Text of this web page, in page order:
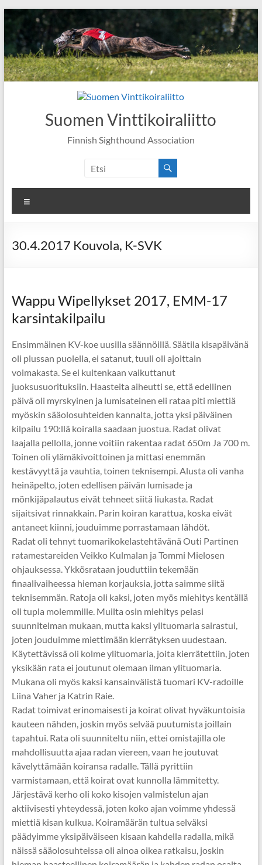
to
content
Suomen Vinttikoiraliitto
Finnish Sighthound Association
30.4.2017 Kouvola, K-SVK
Wappu Wipellykset 2017, EMM-17
karsintakilpailu
Ensimmäinen KV-koe uusilla säännöillä. Säätila kisapäivänä
oli plussan puolella, ei satanut, tuuli oli ajoittain
voimakasta. Se ei kuitenkaan vaikuttanut
juoksusuorituksiin. Haasteita aiheutti se, että edellinen
päivä oli myrskyinen ja lumisateinen eli rataa piti miettiä
myöskin sääolosuhteiden kannalta, jotta yksi päiväinen
kilpailu 190:llä koiralla saadaan juostua. Radat olivat
laajalla pellolla, jonne voitiin rakentaa radat 650m Ja 700 m.
Toinen oli ylämäkivoittoinen ja mittasi enemmän
kestävyyttä ja vauhtia, toinen teknisempi. Alusta oli vanha
heinäpelto, joten edellisen päivän lumisade ja
mönkijäpalautus eivät tehneet siitä liukasta. Radat
sijaitsivat rinnakkain. Parin koiran karattua, koska eivät
antaneet kiinni, jouduimme porrastamaan lähdöt.
Radat oli tehnyt tuomarikokelastehtävänä Outi Partinen
ratamestareiden Veikko Kulmalan ja Tommi Mielosen
ohjauksessa. Ykkösrataan jouduttiin tekemään
finaalivaiheessa hieman korjauksia, jotta saimme siitä
teknisemmän. Ratoja oli kaksi, joten myös miehitys kentällä
oli tupla molemmille. Muilta osin miehitys pelasi
suunnitelman mukaan, mutta kaksi ylituomaria sairastui,
joten jouduimme miettimään kierrätyksen uudestaan.
Käytettävissä oli kolme ylituomaria, joita kierrätettiin, joten
yksikään rata ei joutunut olemaan ilman ylituomaria.
Mukana oli myös kaksi kansainvälistä tuomari KV-radoille
Liina Vaher ja Katrin Raie.
Radat toimivat erinomaisesti ja koirat olivat hyväkuntoisia
kauteen nähden, joskin myös selvää puutumista joillain
tapahtui. Rata oli suunniteltu niin, ettei omistajilla ole
mahdollisuutta ajaa radan viereen, vaan he joutuvat
kävelyttämään koiransa radalle. Tällä pyrittiin
varmistamaan, että koirat ovat kunnolla lämmitetty.
Järjestävä kerho oli koko kisojen valmistelun ajan
aktiivisesti yhteydessä, joten koko ajan voimme yhdessä
miettiä kisan kulkua. Koiramäärän tultua selväksi
päädyimme yksipäiväiseen kisaan kahdella radalla, mikä
näissä sääolosuhteissa oli ainoa oikea ratkaisu, joskin